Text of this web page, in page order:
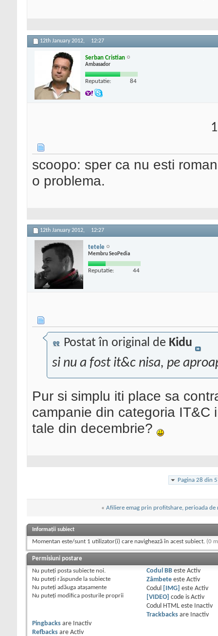
12th January 2012, 12:27
Serban Cristian
Ambasador
Reputatie: 84
scoopo: sper ca nu esti
o problema.
12th January 2012, 12:27
tetele
Membru SeoPedia
Reputatie: 44
Postat în original de Kidu
si nu a fost it&c nisa, pe
Pur si simplu iti place sa
campanie din categoria IT&C
tale din decembrie?
Pagina 28 din
« Afiliere emag prin profitshare, perioada
Informații subiect
Momentan este/sunt 1 utilizator(i) care navighează în acest subiect. (0
Permisiuni postare
Nu puteţi posta subiecte noi.
Nu puteţi răspunde la subiecte
Nu puteţi adăuga ataşamente
Nu puteţi modifica posturile proprii
Codul BBeste Activ
Zâmbeteeste Activ
Codul
[IMG] este Activ
[VIDEO] code is Activ
Codul HTML este
Inactiv
Trackbacksare
Inactiv
Pingbacks are
Inactiv
Refbacks are Activ